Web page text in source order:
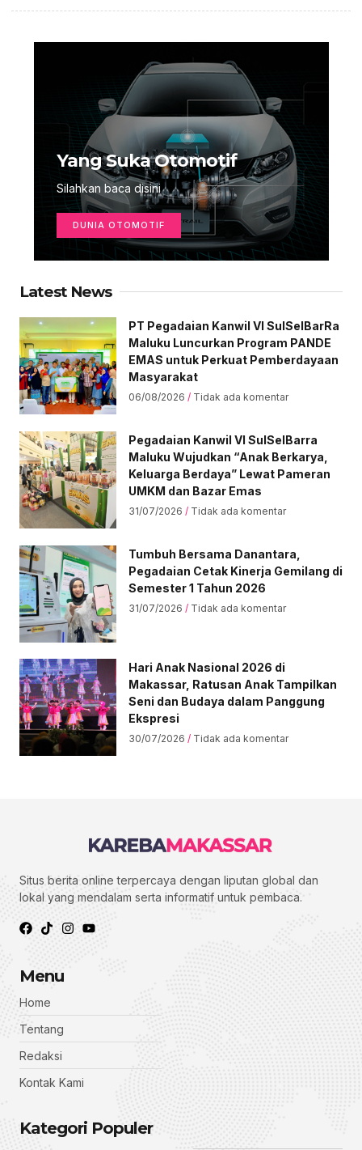
Yang Suka Otomotif
Silahkan baca disini
DUNIA OTOMOTIF
Latest News
PT Pegadaian Kanwil VI SulSelBarRa
Maluku Luncurkan Program PANDE
EMAS untuk Perkuat Pemberdayaan
Masyarakat
06/08/2026 Tidak ada komentar
Pegadaian Kanwil VI SulSelBarra
Maluku Wujudkan “Anak Berkarya,
Keluarga Berdaya” Lewat Pameran
UMKM dan Bazar Emas
31/07/2026 Tidak ada komentar
Tumbuh Bersama Danantara,
Pegadaian Cetak Kinerja Gemilang di
Semester 1 Tahun 2026
31/07/2026 Tidak ada komentar
Hari Anak Nasional 2026 di
Makassar, Ratusan Anak Tampilkan
Seni dan Budaya dalam Panggung
Ekspresi
30/07/2026 Tidak ada komentar
Situs berita online terpercaya dengan liputan global dan
lokal yang mendalam serta informatif untuk pembaca.
Menu
Home
Tentang
Redaksi
Kontak Kami
Kategori Populer